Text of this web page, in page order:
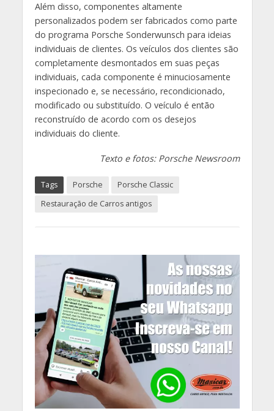
Além disso, componentes altamente
personalizados podem ser fabricados como parte
do programa Porsche Sonderwunsch para ideias
individuais de clientes. Os veículos dos clientes são
completamente desmontados em suas peças
individuais, cada componente é minuciosamente
inspecionado e, se necessário, recondicionado,
modificado ou substituído. O veículo é então
reconstruído de acordo com os desejos
individuais do cliente.
Texto e fotos: Porsche Newsroom
Tags Porsche
Porsche Classic
Restauração de Carros antigos